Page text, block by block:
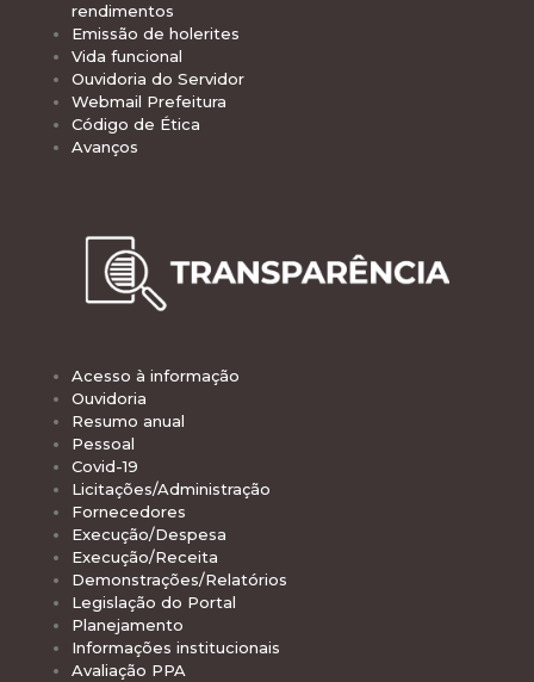
rendimentos
Emissão de holerites
Vida funcional
Ouvidoria do Servidor
Webmail Prefeitura
Código de Ética
Avanços
Acesso à informação
Ouvidoria
Resumo anual
Pessoal
Covid-19
Licitações/Administração
Fornecedores
Execução/Despesa
Execução/Receita
Demonstrações/Relatórios
Legislação do Portal
Planejamento
Informações institucionais
Avaliação PPA